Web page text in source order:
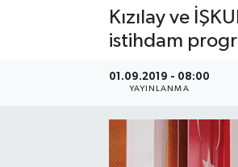
Kızılay ve
istihdam
01.09.2019 - 08:00
YAYINLANMA
HABERLER